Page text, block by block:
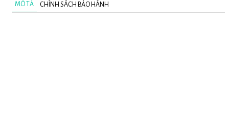
MÔ TẢ CHÍNH SÁCH BẢO HÀNH